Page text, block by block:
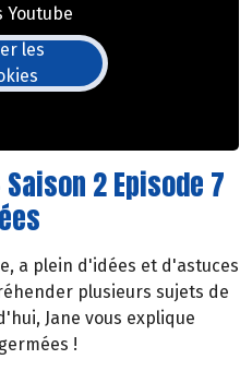
Youtube
les
2 Episode 7
a plein d'idées et d'astuces
plusieurs sujets de
Jane vous explique
!